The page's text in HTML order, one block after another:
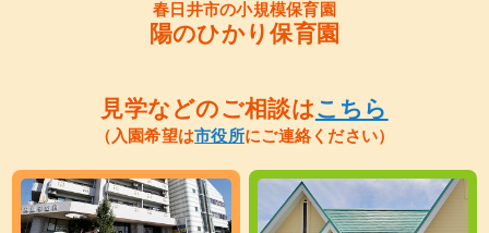
春日井市の小規模保育園
陽のひかり保育園
見学などのご相談はこちら
（入園希望は市役所にご連絡ください）